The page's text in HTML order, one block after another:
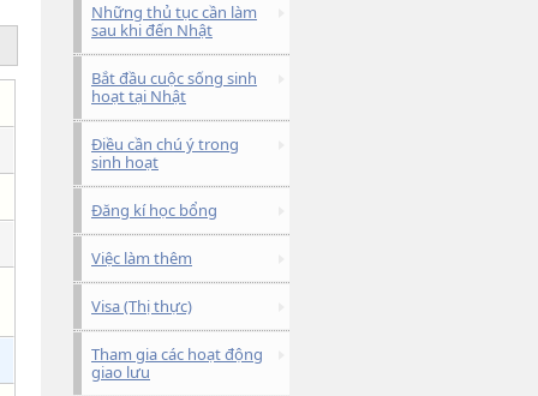
Những thủ tục cần làm
sau khi đến Nhật
Bắt đầu cuộc sống sinh
hoạt tại Nhật
Điều cần chú ý trong
sinh hoạt
Đăng kí học bổng
Việc làm thêm
Visa (Thị thực)
Tham gia các hoạt động
giao lưu